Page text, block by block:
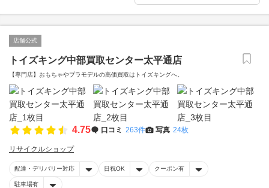
店舗公式
トイズキング中部買取センター太平通店
【専門店】おもちゃやプラモデルの高価買取はトイズキングへ。‎
4.75 口コミ 263件 写真 24枚
リサイクルショップ
配達・デリバリー対応 日祝OK クーポン有
駐車場有